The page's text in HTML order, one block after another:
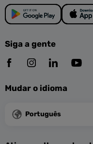
Siga a gente
Mudar o idioma
Português